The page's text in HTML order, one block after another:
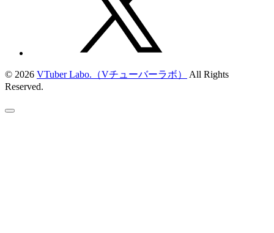
© 2026 VTuber Labo.（Vチューバーラボ）
All Rights
Reserved.